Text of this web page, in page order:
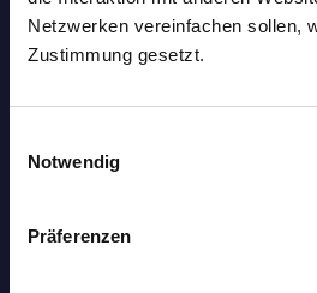
Netzwerken vereinfachen sollen,
Zustimmung gesetzt.
Notwendig
Präferenzen
kontrolliert. Auf Wunsch
entsprechendes
Bienen direkt vomImker.
Bienenableger